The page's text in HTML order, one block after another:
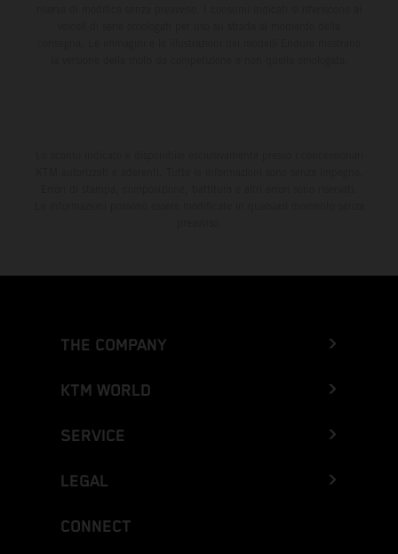
THE COMPANY
KTM WORLD
SERVICE
LEGAL
CONNECT